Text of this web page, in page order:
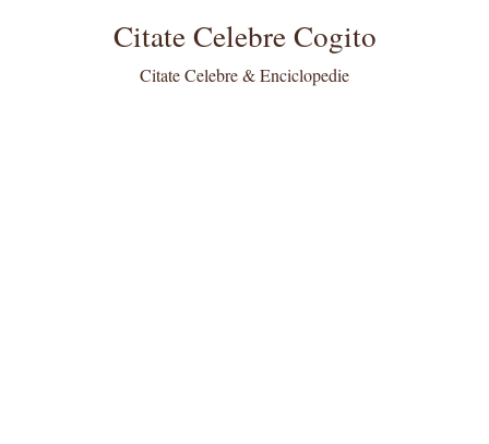
Citate Celebre Cogito
Citate Celebre & Enciclopedie